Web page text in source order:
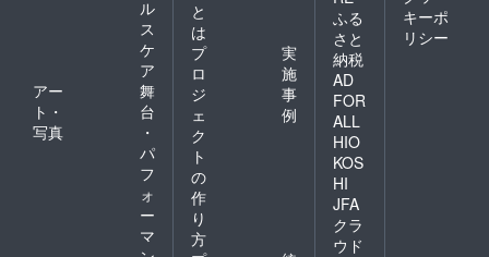
ル
ス
ケ
ア
アー
ト・
写真
舞
台
・
パ
フ
ォ
ー
マ
と
は
プ
ロ
ジ
ェ
ク
ト
の
作
り
方
実
施
事
例
ふる
さと
納税
AD
FOR
ALL
HIO
KOS
HI
JFA
クラ
ウド
キーポ
リシー